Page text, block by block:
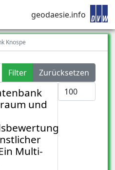
geodaesie.info
Knospe
Filter
Zurücksetzen
Anzeige #
und
Multi-